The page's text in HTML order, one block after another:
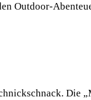
Outdoor-
Die